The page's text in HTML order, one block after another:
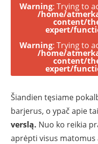
Warning: Trying to
/home/
content/
expert/
Warning: Trying to
/home/
content/
expert/
Šiandien tęsiame
barjerus, o ypač apie
verslą. Nuo ko reikia
aprėpti visus